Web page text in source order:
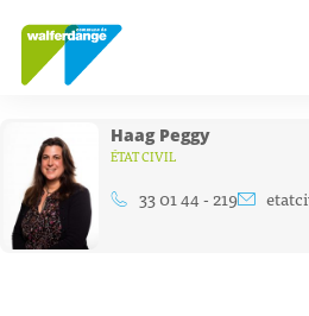
Haag Peggy
ÉTAT CIVIL
33 01 44 - 219